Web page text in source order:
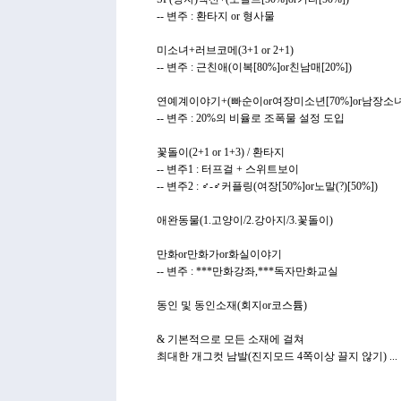
-- 변주 : 환타지 or 형사물
미소녀+러브코메(3+1 or 2+1)
-- 변주 : 근친애(이복[80%]or친남매[20%])
연예계이야기+(빠순이or여장미소년[70%]or남장소
-- 변주 : 20%의 비율로 조폭물 설정 도입
꽃돌이(2+1 or 1+3) / 환타지
-- 변주1 : 터프걸 + 스위트보이
-- 변주2 : ♂-♂커플링(여장[50%]or노말(?)[50%])
애완동물(1.고양이/2.강아지/3.꽃돌이)
만화or만화가or화실이야기
-- 변주 : ***만화강좌,***독자만화교실
동인 및 동인소재(회지or코스튬)
& 기본적으로 모든 소재에 걸쳐
최대한 개그컷 남발(진지모드 4쪽이상 끌지 않기) ...